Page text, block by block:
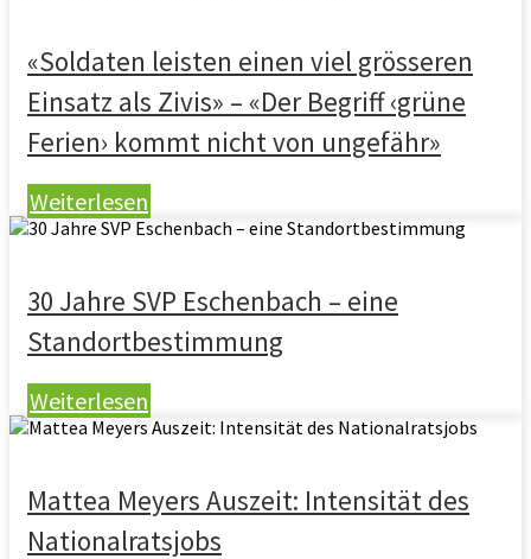
«Soldaten leisten einen viel grösseren
Einsatz als Zivis» – «Der Begriff ‹grüne
Ferien› kommt nicht von ungefähr»
Weiterlesen
30 Jahre SVP Eschenbach – eine
Standortbestimmung
Weiterlesen
Mattea Meyers Auszeit: Intensität des
Nationalratsjobs